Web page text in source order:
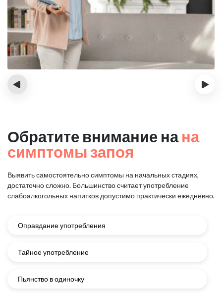
‹ ›
Обратите внимание нана
симптомы запоя
Выявить самостоятельно симптомы на начальных стадиях,
достаточно сложно. Большинство считает употребление
слабоалкогольных напитков допустимо практически ежедневно.
Оправдание употребления
Тайное употребление
Пьянство в одиночку